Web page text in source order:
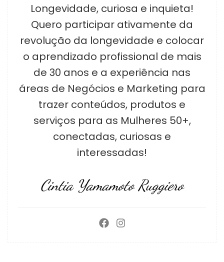
Longevidade, curiosa e inquieta!
Quero participar ativamente da
revolução da longevidade e colocar
o aprendizado profissional de mais
de 30 anos e a experiência nas
áreas de Negócios e Marketing para
trazer conteúdos, produtos e
serviços para as Mulheres 50+,
conectadas, curiosas e
interessadas!
Cintia Yamamoto Ruggiero